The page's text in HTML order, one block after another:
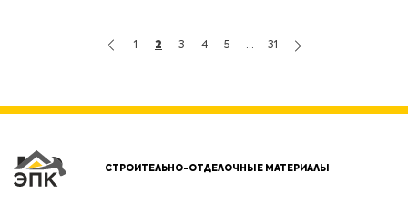
1 2 3 4 5 ... 31
СТРОИТЕЛЬНО-ОТДЕЛОЧНЫЕ МАТЕРИАЛЫ